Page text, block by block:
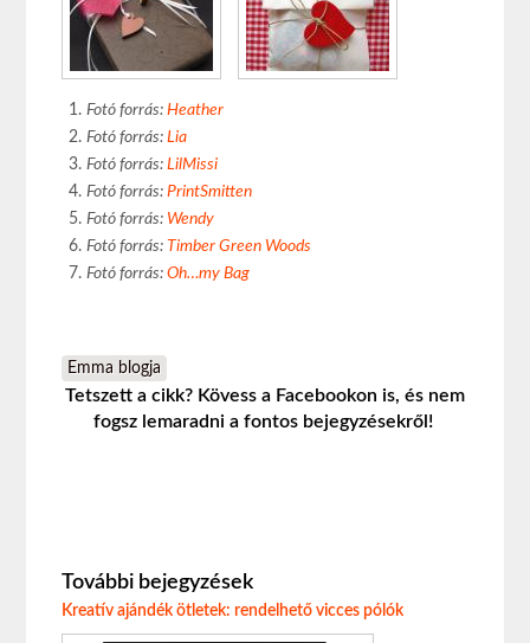
Fotó forrás:Heather
Fotó forrás:Lia
Fotó forrás:LilMissi
Fotó forrás:PrintSmitten
Fotó forrás: Wendy
Fotó forrás: Timber Green Woods
Fotó forrás:Oh…my Bag
Emma blogja
Tetszett a cikk? Kövess a Facebookon is, és nem
fogsz lemaradni a fontos bejegyzésekről!
További bejegyzések
Kreatív ajándék ötletek: rendelhető vicces pólók